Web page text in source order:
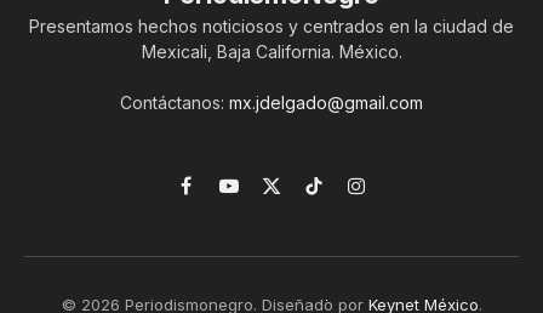
Presentamos hechos noticiosos y centrados en la ciudad de
Mexicali, Baja California. México.
Contáctanos: mx.jdelgado@gmail.com
Facebook
YouTube
X
TikTokInstagram
© 2026 Periodismonegro. Diseñado por Keynet México.